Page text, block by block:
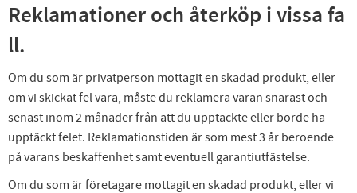
Reklamationer och återköp i vissa fa
ll.
Om du som är privatperson mottagit en skadad produkt, eller
om vi skickat fel vara, måste du reklamera varan snarast och
senast inom 2 månader från att du upptäckte eller borde ha
upptäckt felet. Reklamationstiden är som mest 3 år beroende
på varans beskaffenhet samt eventuell garantiutfästelse.
Om du som är företagare mottagit en skadad produkt, eller vi